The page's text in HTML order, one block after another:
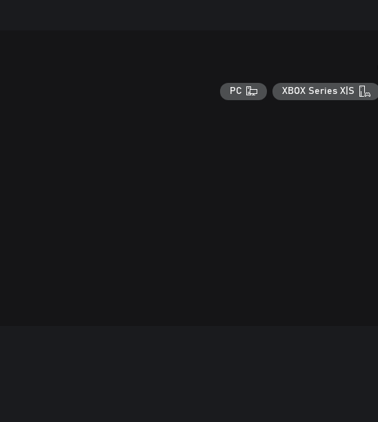
XBOX Series X|S
PC